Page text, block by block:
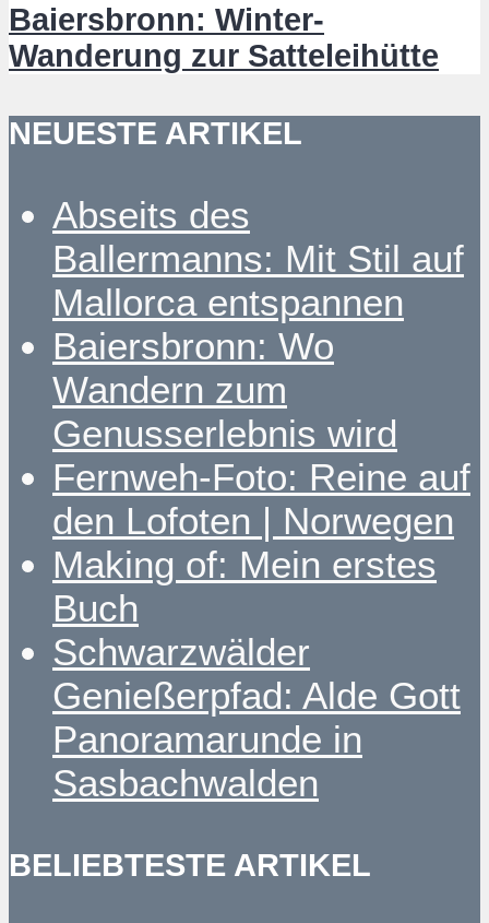
Baiersbronn: Winter-
Wanderung zur Satteleihütte
NEUESTE ARTIKEL
Abseits des
Ballermanns: Mit Stil auf
Mallorca entspannen
Baiersbronn: Wo
Wandern zum
Genusserlebnis wird
Fernweh-Foto: Reine auf
den Lofoten | Norwegen
Making of: Mein erstes
Buch
Schwarzwälder
Genießerpfad: Alde Gott
Panoramarunde in
Sasbachwalden
BELIEBTESTE ARTIKEL